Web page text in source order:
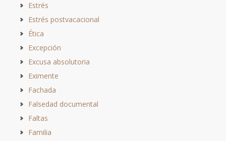
Estrés
Estrés postvacacional
Ética
Excepción
Excusa absolutoria
Eximente
Fachada
Falsedad documental
Faltas
Familia